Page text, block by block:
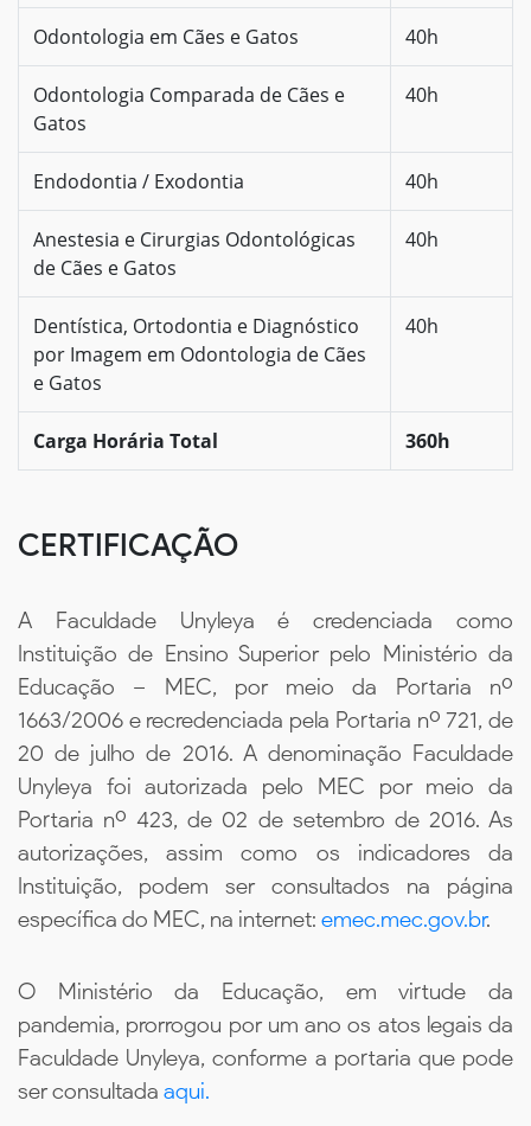
Odontologia em Cães e Gatos 40h
Odontologia Comparada de Cães e
Gatos
40h
Endodontia / Exodontia 40h
Anestesia e Cirurgias Odontológicas
de Cães e Gatos
40h
Dentística, Ortodontia e Diagnóstico
por Imagem em Odontologia de Cães
e Gatos
40h
Carga Horária Total 360h
CERTIFICAÇÃO
A Faculdade Unyleya é credenciada como
Instituição de Ensino Superior pelo Ministério da
Educação – MEC, por meio da Portaria nº
1663/2006 e recredenciada pela Portaria nº 721, de
20 de julho de 2016. A denominação Faculdade
Unyleya foi autorizada pelo MEC por meio da
Portaria nº 423, de 02 de setembro de 2016. As
autorizações, assim como os indicadores da
Instituição, podem ser consultados na página
específica do MEC, na internet: emec.mec.gov.br.
O Ministério da Educação, em virtude da
pandemia, prorrogou por um ano os atos legais da
Faculdade Unyleya, conforme a portaria que pode
ser consultada aqui.